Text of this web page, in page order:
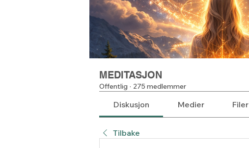
MEDITASJON
Offentlig · 275 medlemmer
Diskusjon Medier Filer
Tilbake